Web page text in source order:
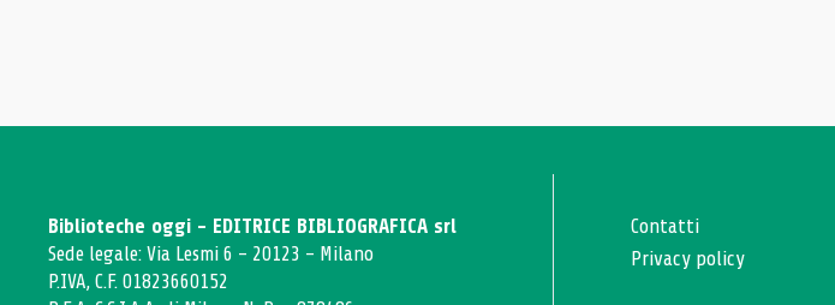
Biblioteche oggi - EDITRICE BIBLIOGRAFICA srl
Sede legale: Via Lesmi 6 - 20123 - Milano
P.IVA, C.F. 01823660152
Contatti
Privacy policy